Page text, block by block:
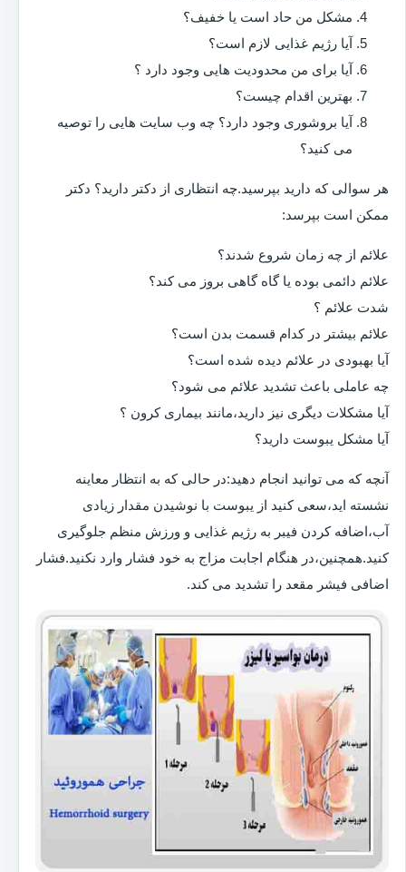
مشکل من حاد است یا خفیف؟
آیا رژیم غذایی لازم است؟
آیا برای من محدودیت هایی وجود دارد ؟
بهترین اقدام چیست؟
آیا بروشوری وجود دارد؟ چه وب سایت هایی را توصیه
می کنید؟
هر سوالی که دارید بپرسید.چه انتظاری از دکتر دارید؟ دکتر
ممکن است بپرسد:
علائم از چه زمان شروع شدند؟
علائم دائمی بوده یا گاه گاهی بروز می کند؟
شدت علائم ؟
علائم بیشتر در کدام قسمت بدن است؟
آیا بهبودی در علائم دیده شده است؟
چه عاملی باعث تشدید علائم می شود؟
آیا مشکلات دیگری نیز دارید،مانند بیماری کرون ؟
آیا مشکل یبوست دارید؟
آنچه که می توانید انجام دهید:در حالی که به انتظار معاینه
نشسته اید،سعی کنید از یبوست با نوشیدن مقدار زیادی
آب،اضافه کردن فیبر به رژیم غذایی و ورزش منظم جلوگیری
کنید.همچنین،در هنگام اجابت مزاج به خود فشار وارد نکنید.فشار
اضافی فیشر مقعد را تشدید می کند.